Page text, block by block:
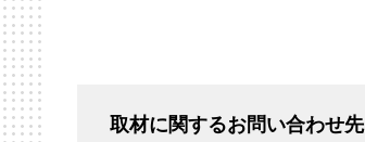
取材に関するお問い合わせ先